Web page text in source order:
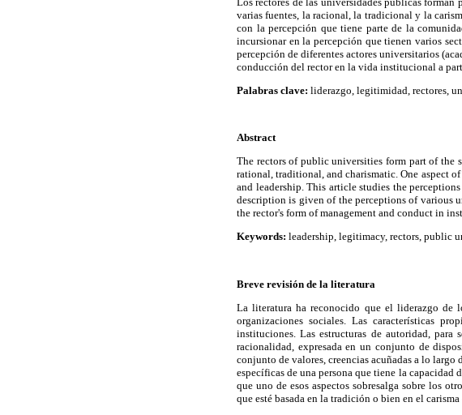
varias fuentes, la racional, la tradicional y la
con la percepción que tiene parte de la
incursionar en la percepción que tienen varios
percepción de diferentes actores universitarios
conducción del rector en la vida institucional a
Palabras clave: liderazgo, legitimidad, rectores,
Abstract
The rectors of public universities form part of the
rational, traditional, and charismatic. One aspect
and leadership. This article studies the
description is given of the perceptions of various
the rector's form of management and conduct in
Keywords: leadership, legitimacy, rectors, public
Breve revisión de la literatura
La literatura ha reconocido que el liderazgo de
organizaciones sociales. Las características
instituciones. Las estructuras de autoridad,
racionalidad, expresada en un conjunto de
conjunto de valores, creencias acuñadas a lo
específicas de una persona que tiene la capacidad
que uno de esos aspectos sobresalga sobre los
que esté basada en la tradición o bien en el